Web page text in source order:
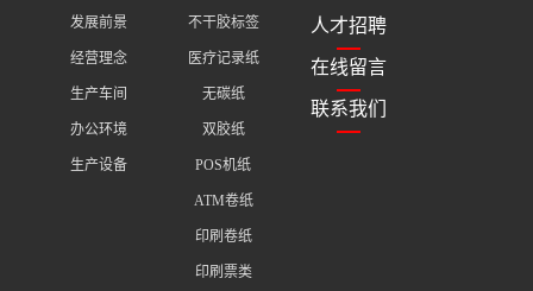
发展前景
经营理念
生产车间
办公环境
生产设备
不干胶标签
医疗记录纸
无碳纸
双胶纸
POS机纸
ATM卷纸
印刷卷纸
印刷票类
人才招聘
在线留言
联系我们